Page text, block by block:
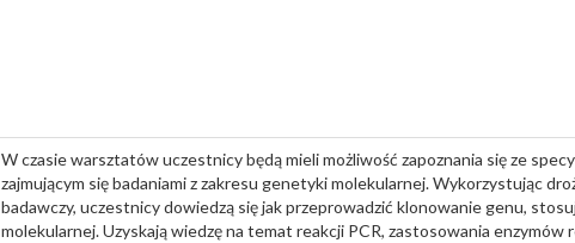
W czasie warsztatów uczestnicy będą mieli możliwość zapoznania się ze
zajmującym się badaniami z zakresu genetyki molekularnej. Wykorzystując
badawczy, uczestnicy dowiedzą się jak przeprowadzić klonowanie genu,
molekularnej. Uzyskają wiedzę na temat reakcji PCR, zastosowania